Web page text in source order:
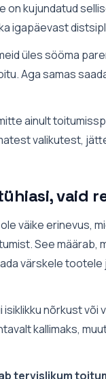
on kujundatud
igapäevast
üles sööma
Aga samas
ainult
valikutest,
vaid
väike erinevus,
See määrab,
värskele tootele
nõrkust või
kallimaks,
tervislikum